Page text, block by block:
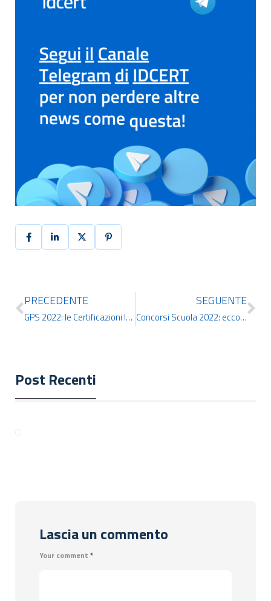
PRECEDENTE
GPS 2022: le Certificazioni Informatiche IDCERT che aumentano il punteggio
SEGUENTE
Concorsi Scuola 2022: ecco quelli in arrivo
Post Recenti
Lascia un commento
Your comment *